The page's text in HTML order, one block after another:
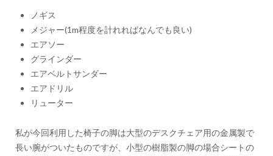
ノギス
メジャー(1m程度を計れればなんでも良い)
エアソー
グラインダー
エアベルトサンダー
エアドリル
リューター
私が今回利用した椅子の脚は大型のデスクチェア用の金属製で
長い腕がついたものですが、小型の樹脂製の脚の場合シートの